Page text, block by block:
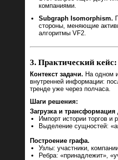
компаниями.
Subgraph Isomorphism.
стороны, меняющие
алгоритмы VF2.
3. Практический
Контекст задачи. На одном
внутренней информации:
тренде уже через полчаса.
Шаги решения:
Загрузка и
Импорт истории торгов и
Выделение сущностей:
Построение графа.
Узлы: участники,
Ребра: «принадлежит»,